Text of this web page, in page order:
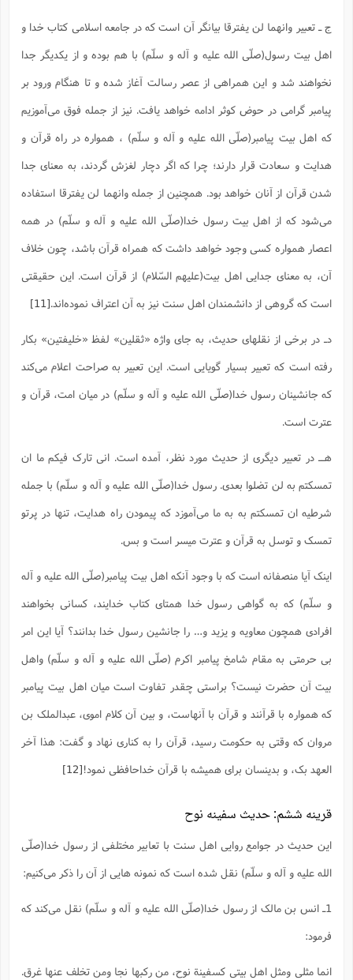
ج ـ تعبیر وانهما لن یفترقا بیانگر آن است که در جامعه اسلامی کتاب خدا و
اهل بیت رسول(صلّی الله علیه و آله و سلّم) با هم بوده و از یکدیگر جدا
نخواهند شد و این همراهی از عصر رسالت آغاز شده و تا هنگام ورود بر
پیامبر گرامی در حوض کوثر ادامه خواهد یافت. نیز از جمله فوق می‌آموزیم
که اهل بیت پیامبر(صلّی الله علیه و آله و سلّم) ، همواره در راه قرآن و
هدایت و سعادت قرار دارند؛ چرا که اگر دچار لغزش گردند، به معنای جدا
شدن قرآن از آنان خواهد بود. همچنین از جمله وانهما لن یفترقا استفاده
می‌شود که از اهل بیت رسول خدا(صلّی الله علیه و آله و سلّم) در همه
اعصار همواره کسی وجود خواهد داشت که همراه قرآن باشد، چون خلاف
آن، به معنای جدایی اهل بیت(علیهم السّلام) از قرآن است. این حقیقتی
است که گروهی از دانشمندان اهل سنت نیز به آن اعتراف نموده‌اند.[11]
د‌ـ در برخی از نقلهای حدیث، به جای واژه «ثقلین» لفظ «خلیفتین» بکار
رفته است که تعبیر بسیار گویایی است. این تعبیر به صراحت اعلام می‌کند
که جانشینان رسول خدا(صلّی الله علیه و آله و سلّم) در میان امت، قرآن و
عترت است.
هـ‌ـ در تعبیر دیگری از حدیث مورد نظر، آمده است. انی تارک فیکم ما ان
تمسکتم به لن تضلوا بعدی. رسول خدا(صلّی الله علیه و آله و سلّم) با جمله
شرطیه ان تمسکتم به به ما می‌آموزد که پیمودن راه هدایت، تنها در پرتو
تمسک و توسل به قرآن و عترت میسر است و بس.
اینک آیا منصفانه است که با وجود آنکه اهل بیت پیامبر(صلّی الله علیه و آله
و سلّم) که به گواهی رسول خدا همتای کتاب خدایند، کسانی بخواهند
افرادی همچون معاویه و یزید و… را جانشین رسول خدا بدانند؟ آیا این امر
بی حرمتی به مقام شامخ پیامبر اکرم (صلّی الله علیه و آله و سلّم) واهل
بیت آن حضرت نیست؟ براستی چقدر تفاوت است میان اهل بیت پیامبر
که همواره با قرآنند و قرآن با آنهاست، و بین آن کلام اموی، عبدالملک بن
مروان که وقتی به حکومت رسید، قرآن را به کناری نهاد و گفت: هذا آخر
العهد بک، و بدینسان برای همیشه با قرآن خداحافظی نمود![12]
قرینه ششم: حدیث سفینه نوح
این حدیث در جوامع روایی اهل سنت با تعابیر مختلفی از رسول خدا(صلّی
الله علیه و آله و سلّم) نقل شده است که نمونه هایی از آن را ذکر می‌کنیم:
1ـ انس بن مالک از رسول خدا(صلّی الله علیه و آله و سلّم) نقل می‌کند که
فرمود:
انما مثلی ومثل اهل بیتی کسفینة نوح، من رکبها نجا ومن تخلف عنها غرق.